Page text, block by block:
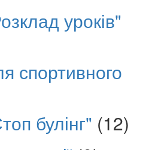
уроків"
спортивного
булінг" (12)